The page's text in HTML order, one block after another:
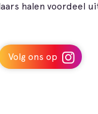
halen voordeel
Volg ons op